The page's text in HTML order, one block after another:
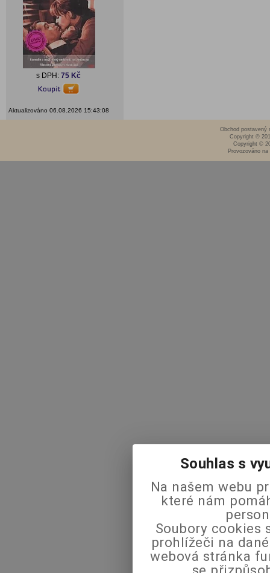
s DPH:75 Kč
Aktualizováno 06.08.2026 15:43:08
Obchod postavený
Copyright ©
Copyright ©
Provozováno
Souhlas s
Na našem webu
které nám
Soubory cookies
prohlížeči na
webová stránka
se